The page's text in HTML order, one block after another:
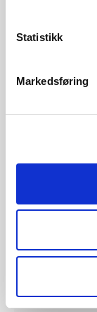
Statistikk
Markedsføring
Fra Meld